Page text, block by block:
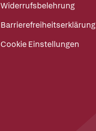
Widerrufsbelehrung
Barrierefreiheitserklärung
Cookie Einstellungen